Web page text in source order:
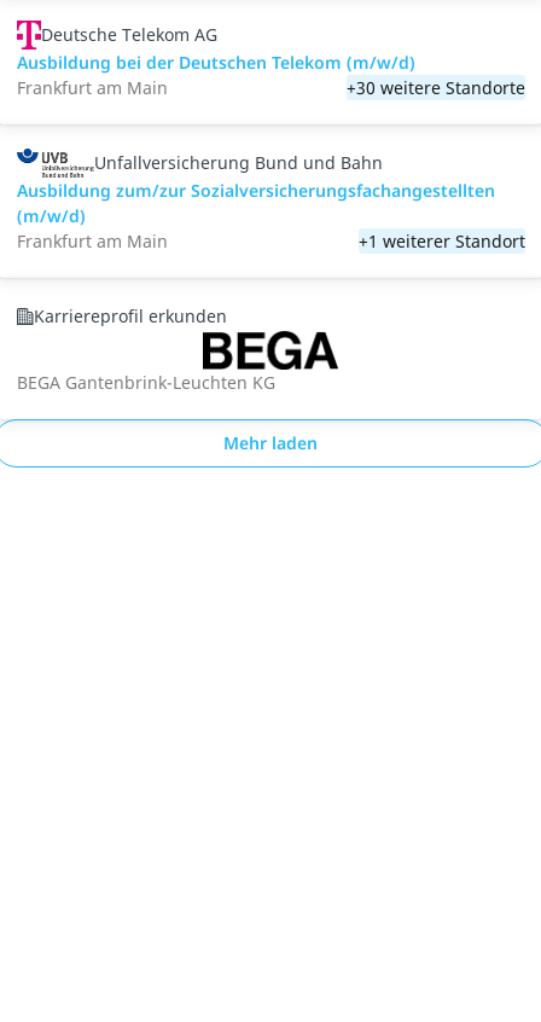
Deutsche Telekom AG
Ausbildung bei der Deutschen Telekom (m/w/d)
Frankfurt am Main
+30 weitere Standorte
Unfallversicherung Bund und Bahn
Ausbildung zum/zur Sozialversicherungsfachangestellten
(m/w/d)
Frankfurt am Main
+1 weiterer Standort
Karriereprofil erkunden
BEGA Gantenbrink-Leuchten KG
Mehr laden